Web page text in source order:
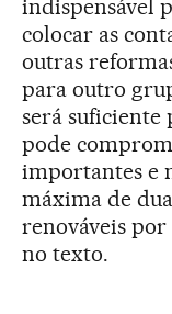
indispensável
colocar as
outras
para outro
será suficiente
pode
importantes e
máxima de
renováveis por
no texto.